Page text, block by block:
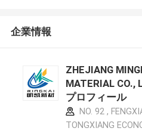
企業情報
ZHEJIANG
MATERIAL CO.,
プロフィール
NO. 92 ,
TONGXIANG